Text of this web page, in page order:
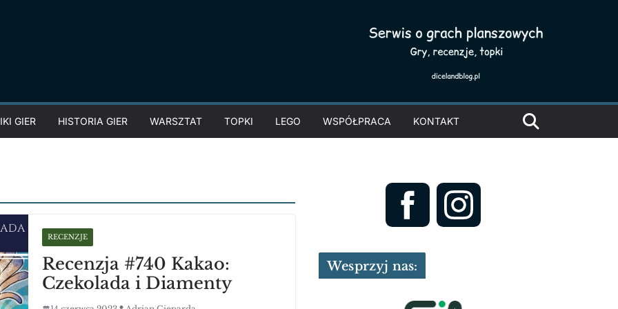
GIER HISTORIA GIER WARSZTAT TOPKI LEGO WSPÓŁPRACA KONTAKT
RECENZJE
Recenzja #740 Kakao:
Czekolada i Diamenty
Wesprzyj nas: